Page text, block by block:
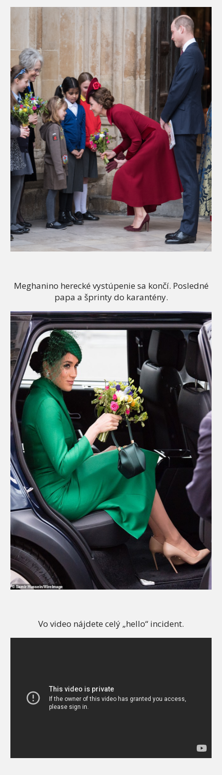
Meghanino herecké vystúpenie sa končí. Posledné
papa a šprinty do karantény.
Vo video nájdete celý „hello“ incident.